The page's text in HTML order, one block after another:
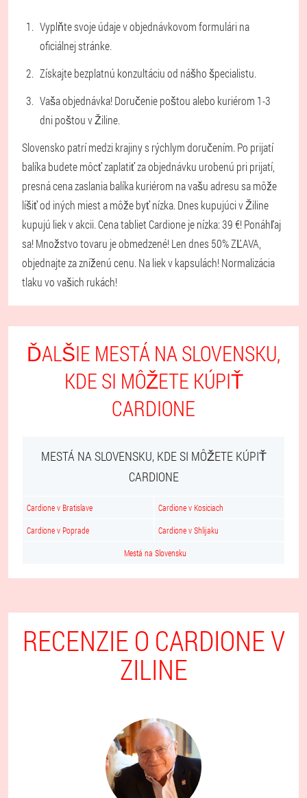
Vyplňte svoje údaje v objednávkovom formulári na
oficiálnej stránke.
Získajte bezplatnú konzultáciu od nášho špecialistu.
Vaša objednávka! Doručenie poštou alebo kuriérom 1-3
dni poštou v Žiline.
Slovensko patrí medzi krajiny s rýchlym doručením. Po prijatí
balíka budete môcť zaplatiť za objednávku urobenú pri prijatí,
presná cena zaslania balíka kuriérom na vašu adresu sa môže
líšiť od iných miest a môže byť nízka. Dnes kupujúci v Žiline
kupujú liek v akcii. Cena tabliet Cardione je nízka: 39 €! Ponáhľaj
sa! Množstvo tovaru je obmedzené! Len dnes 50% ZĽAVA,
objednajte za zníženú cenu. Na liek v kapsulách! Normalizácia
tlaku vo vašich rukách!
ĎALŠIE MESTÁ NA SLOVENSKU,
KDE SI MÔŽETE KÚPIŤ
CARDIONE
MESTÁ NA SLOVENSKU, KDE SI MÔŽETE KÚPIŤ
CARDIONE
Cardione v Bratislave Cardione v Kosiciach
Cardione v Poprade Cardione v Shlijaku
Mestá na Slovensku
RECENZIE O CARDIONE V
ZILINE